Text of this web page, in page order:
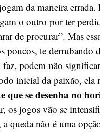
da maneira
o outro por ter
de procurar”. Mas
poucos, te derrubando
faz, podem não
inicial da paixão, ela
que se desenha no
os jogos vão se
queda não é uma